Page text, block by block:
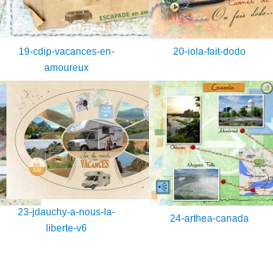
19-cdip-vacances-en-
amoureux
20-iola-fait-dodo
23-jdauchy-a-nous-la-
liberte-v6
24-arthea-canada